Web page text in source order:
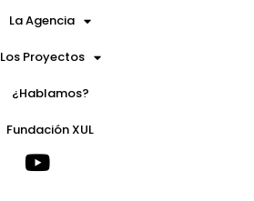
La Agencia
Los Proyectos
¿Hablamos?
Fundación XUL